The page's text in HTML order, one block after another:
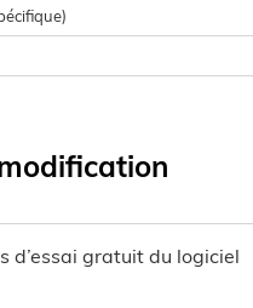
d’essai gratuit du logiciel